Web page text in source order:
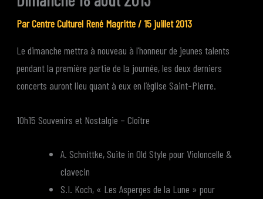
ParCentre Culturel René Magritte/15 juillet 2013
Le dimanche mettra à nouveau à l’honneur de jeunes talents
pendant la première partie de la journée, les deux derniers
concerts auront lieu quant à eux en l’église Saint-Pierre.
10h15 Souvenirs et Nostalgie – Cloître
A. Schnittke, Suite in Old Style pour Violoncelle &
clavecin
S.I. Koch, « Les Asperges de la Lune » pour